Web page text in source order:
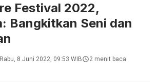
Festival 2022,
Bangkitkan Seni dan
Rabu, 8 Juni 2022, 09:53 WIB
2 menit baca